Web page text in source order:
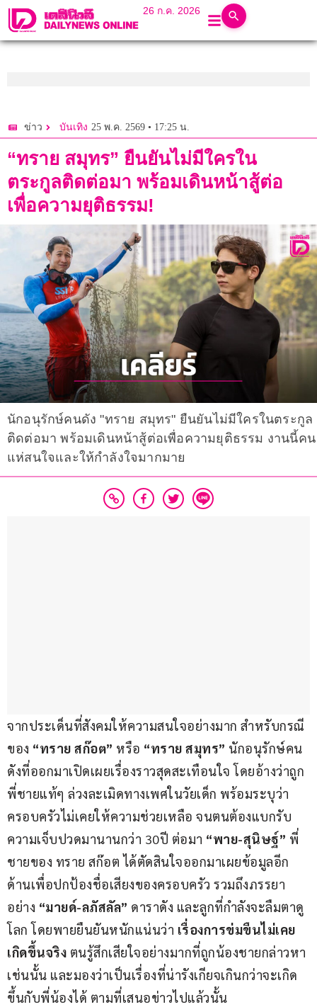
26 ก.ค. 2026
ข่าว บันเทิง 25 พ.ค. 2569 • 17:25 น.
“ทราย สมุทร” ยืนยันไม่มีใครใน
ตระกูลติดต่อมา พร้อมเดินหน้าสู้ต่อ
เพื่อความยุติธรรม!
นักอนุรักษ์คนดัง "ทราย สมุทร" ยืนยันไม่มีใครในตระกูล
ติดต่อมา พร้อมเดินหน้าสู้ต่อเพื่อความยุติธรรม งานนี้คน
แห่สนใจและให้กำลังใจมากมาย
จากประเด็นที่สังคมให้ความสนใจอย่างมาก สำหรับกรณี
ของ “ทราย สก๊อต” หรือ “ทราย สมุทร” นักอนุรักษ์คน
ดังที่ออกมาเปิดเผยเรื่องราวสุดสะเทือนใจ โดยอ้างว่าถูก
พี่ชายแท้ๆ ล่วงละเมิดทางเพศในวัยเด็ก พร้อมระบุว่า
ครอบครัวไม่เคยให้ความช่วยเหลือ จนตนต้องแบกรับ
ความเจ็บปวดมานานกว่า 30ปี ต่อมา “พาย-สุนิษฐ์” พี่
ชายของ ทราย สก๊อต ได้ตัดสินใจออกมาเผยข้อมูลอีก
ด้านเพื่อปกป้องชื่อเสียงของครอบครัว รวมถึงภรรยา
อย่าง “มายด์-ลภัสลัล” ดาราดัง และลูกที่กำลังจะลืมตาดู
โลก โดยพายยืนยันหนักแน่นว่า เรื่องการข่มขืนไม่เคย
เกิดขึ้นจริง ตนรู้สึกเสียใจอย่างมากที่ถูกน้องชายกล่าวหา
เช่นนั้น และมองว่าเป็นเรื่องที่น่ารังเกียจเกินกว่าจะเกิด
ขึ้นกับพี่น้องได้ ตามที่เสนอข่าวไปแล้วนั้น